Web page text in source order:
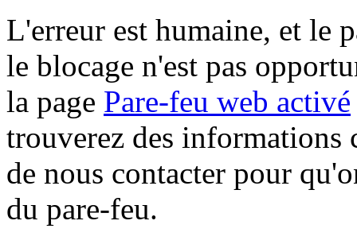
L'erreur est humaine, et le
le blocage n'est pas
la page Pare-feu web activé
trouverez des informations
de nous contacter pour
du pare-feu.